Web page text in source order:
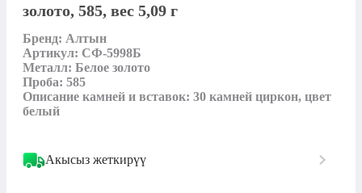
золото, 585, вес 5,09 г
Бренд: Алтын
Артикул: СФ-5998Б
Металл: Белое золото
Проба: 585
Описание камней и вставок: 30 камней циркон, цвет
белый
Акысыз жеткирүү